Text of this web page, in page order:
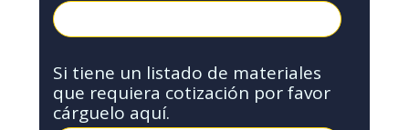
Si tiene un listado de materiales
que requiera cotización por favor
cárguelo aquí.